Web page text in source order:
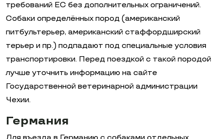
требований ЕС без дополнительных ограничений.
Собаки определённых пород (американский
питбультерьер, американский стаффордширский
терьер и пр.) подпадают под специальные условия
транспортировки. Перед поездкой с такой породой
лучше уточнить информацию на сайте
Государственной ветеринарной администрации
Чехии.
Германия